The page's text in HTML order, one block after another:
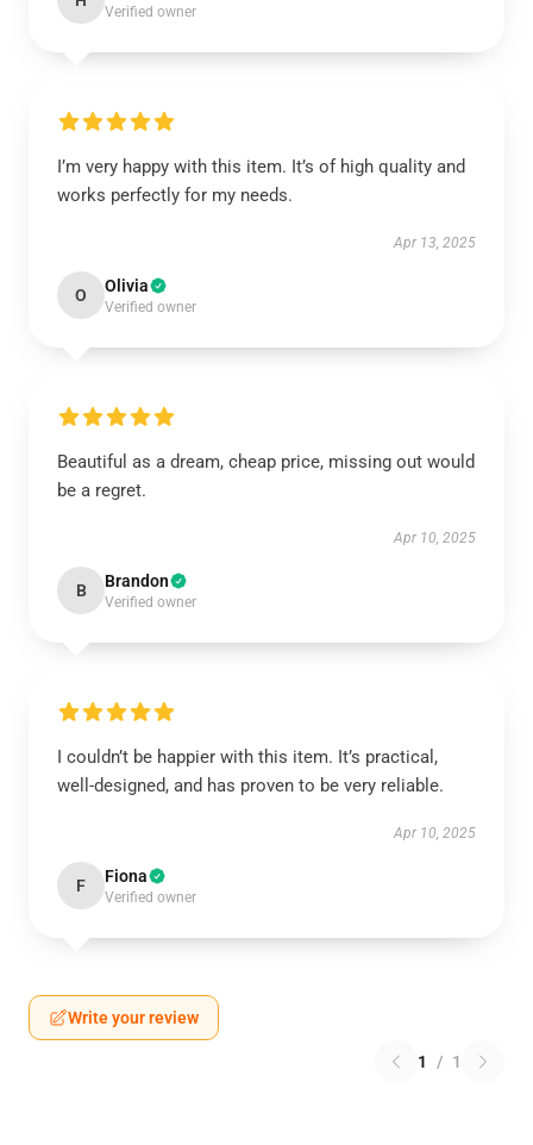
Verified owner
I’m very happy with this item. It’s of high quality and
works perfectly for my needs.
Apr 13, 2025
O Olivia
Verified owner
Beautiful as a dream, cheap price, missing out would
be a regret.
Apr 10, 2025
B Brandon
Verified owner
I couldn’t be happier with this item. It’s practical,
well-designed, and has proven to be very reliable.
Apr 10, 2025
F Fiona
Verified owner
Write your review
1 / 1